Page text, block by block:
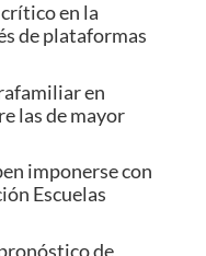
en la
de plataformas
en
las de mayor
imponerse con
Escuelas
de